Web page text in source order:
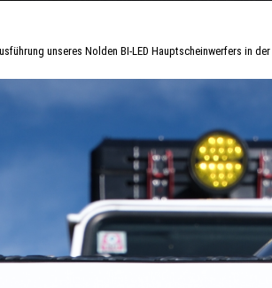
unseres Nolden BI-LED Hauptscheinwerfers in